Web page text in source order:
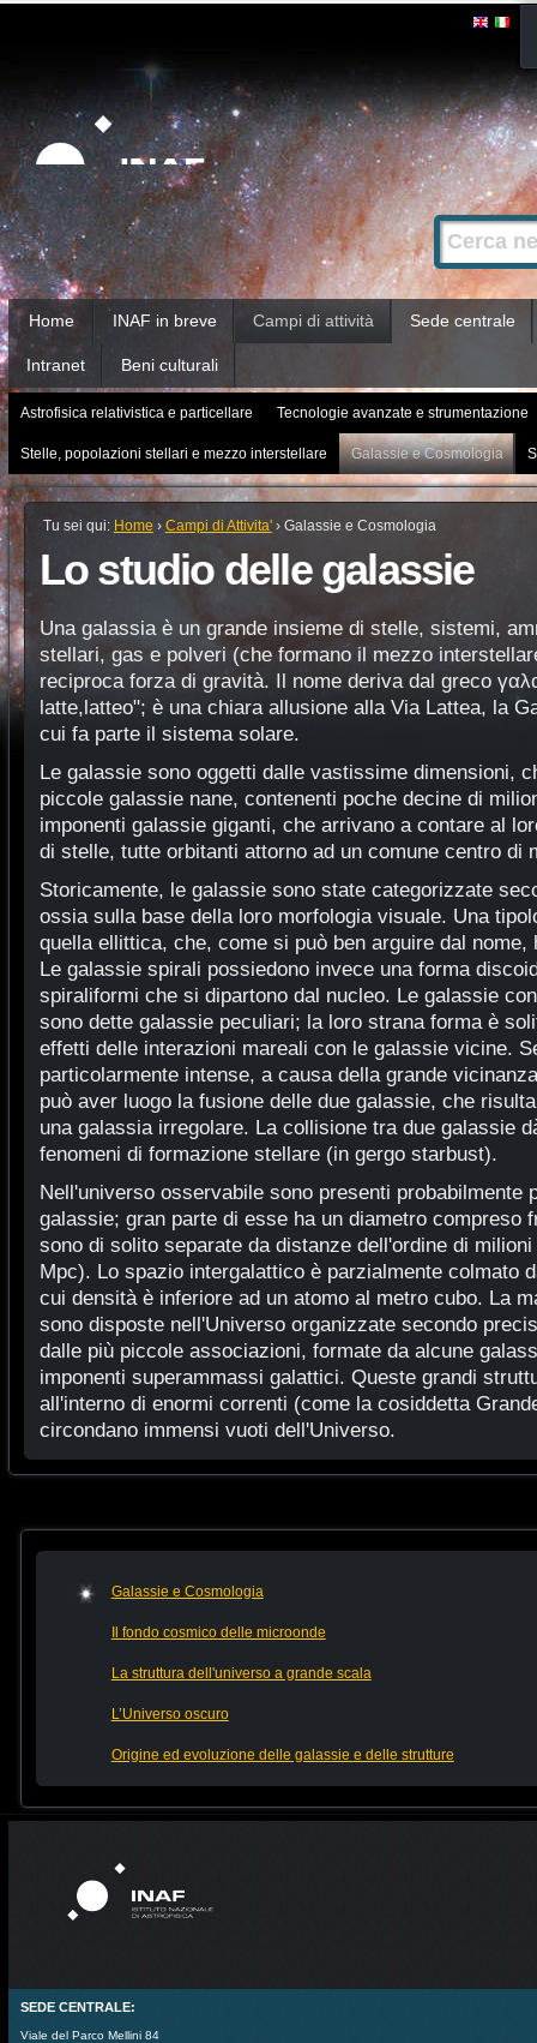
|
Salta
alla
navigazione
Cerca nel
Ricerca
avanzata…
Sezioni
Home INAF in breve Campi di attività Sede centrale
Intranet Beni culturali
Astrofisica relativistica e particellare Tecnologie avanzate e strumentazione
Stelle, popolazioni stellari e mezzo interstellare Galassie e Cosmologia
Tu sei qui: Home › Campi di Attivita' › Galassie e Cosmologia
Lo studio delle galassie
Una galassia è un grande insieme di stelle, sistemi,
stellari, gas e polveri (che formano il mezzo
reciproca forza di gravità. Il nome deriva dal greco
latte,latteo"; è una chiara allusione alla Via Lattea, la
cui fa parte il sistema solare.
Le galassie sono oggetti dalle vastissime dimensioni,
piccole galassie nane, contenenti poche decine di
imponenti galassie giganti, che arrivano a contare al
di stelle, tutte orbitanti attorno ad un comune centro di
Storicamente, le galassie sono state categorizzate
ossia sulla base della loro morfologia visuale. Una
quella ellittica, che, come si può ben arguire dal nome,
Le galassie spirali possiedono invece una forma
spiraliformi che si dipartono dal nucleo. Le galassie
sono dette galassie peculiari; la loro strana forma è
effetti delle interazioni mareali con le galassie vicine.
particolarmente intense, a causa della grande
può aver luogo la fusione delle due galassie, che
una galassia irregolare. La collisione tra due galassie
fenomeni di formazione stellare (in gergo starbust).
Nell'universo osservabile sono presenti probabilmente
galassie; gran parte di esse ha un diametro compreso
sono di solito separate da distanze dell'ordine di
Mpc). Lo spazio intergalattico è parzialmente colmato
cui densità è inferiore ad un atomo al metro cubo. La
sono disposte nell'Universo organizzate secondo
dalle più piccole associazioni, formate da alcune
imponenti superammassi galattici. Queste grandi
all'interno di enormi correnti (come la cosiddetta
circondano immensi vuoti dell'Universo.
Galassie e Cosmologia
Il fondo cosmico delle microonde
La struttura dell'universo a grande scala
L’Universo oscuro
Origine ed evoluzione delle galassie e delle strutture
SEDE CENTRALE:
Viale del Parco Mellini 84